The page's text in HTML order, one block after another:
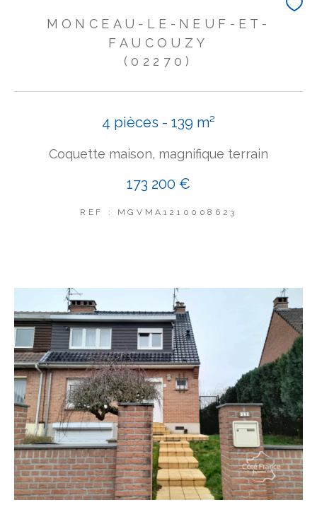
MONCEAU-LE-NEUF-ET-
FAUCOUZY
(02270)
4 pièces - 139 m²
Coquette maison, magnifique terrain
173 200 €
REF : MGVMA1210008623